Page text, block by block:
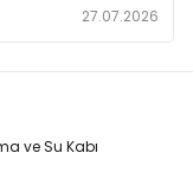
27.07.2026
ve Su Kabı